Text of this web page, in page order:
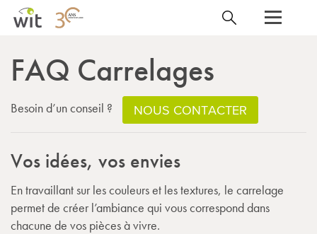
FAQ Carrelages
Besoin d’un conseil ? NOUS CONTACTER
Vos idées, vos envies
En travaillant sur les couleurs et les textures, le carrelage
permet de créer l’ambiance qui vous correspond dans
chacune de vos pièces à vivre.